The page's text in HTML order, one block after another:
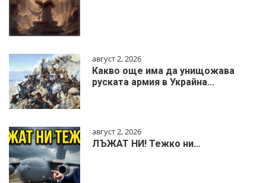
август 2, 2026
Какво още има да унищожава
руската армия в Украйна…
август 2, 2026
ЛЪЖАТ НИ! Тежко ни…